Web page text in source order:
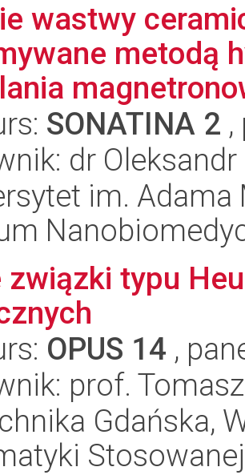
wastwy
metodą
SONATINA 2
dr Oleksandr
im.
związki typu
OPUS 14 ,
prof.
Gdańska,
Stosowanej